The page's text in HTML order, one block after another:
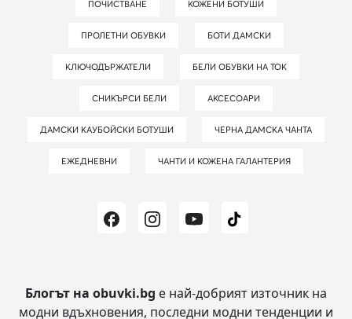
ПОЧИСТВАНЕ КОЖЕНИ БОТУШИ
ПРОЛЕТНИ ОБУВКИ БОТИ ДАМСКИ
КЛЮЧОДЪРЖАТЕЛИ БЕЛИ ОБУВКИ НА ТОК
СНИКЪРСИ БЕЛИ АКСЕСОАРИ
ДАМСКИ КАУБОЙСКИ БОТУШИ ЧЕРНА ДАМСКА ЧАНТА
ЕЖЕДНЕВНИ ЧАНТИ И КОЖЕНА ГАЛАНТЕРИЯ
Блогът на obuvki.bg е най-добрият източник на
модни вдъхновения, последни модни тенденции и